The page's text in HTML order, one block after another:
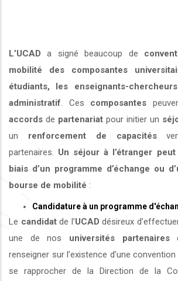
L’UCAD a signé beaucoup de
mobilité des composantes
étudiants, les enseignants-
administratif . Ces composantes
accords de partenariat pour initier un
un renforcement de capacités
partenaires. Un séjour à l’étranger
biais d’un programme d’échange ou
bourse de mobilité :
Candidature à un programme
Le candidatde l’UCAD désireux
une de nos universités partenaires
renseigner sur l’existence d’une
se rapprocher de la Direction de la